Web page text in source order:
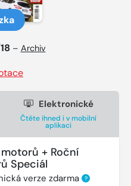
– Archiv
Elektronické
Čtěte ihned i v mobilní
aplikaci
+ Roční
Speciál
verze zdarma ?